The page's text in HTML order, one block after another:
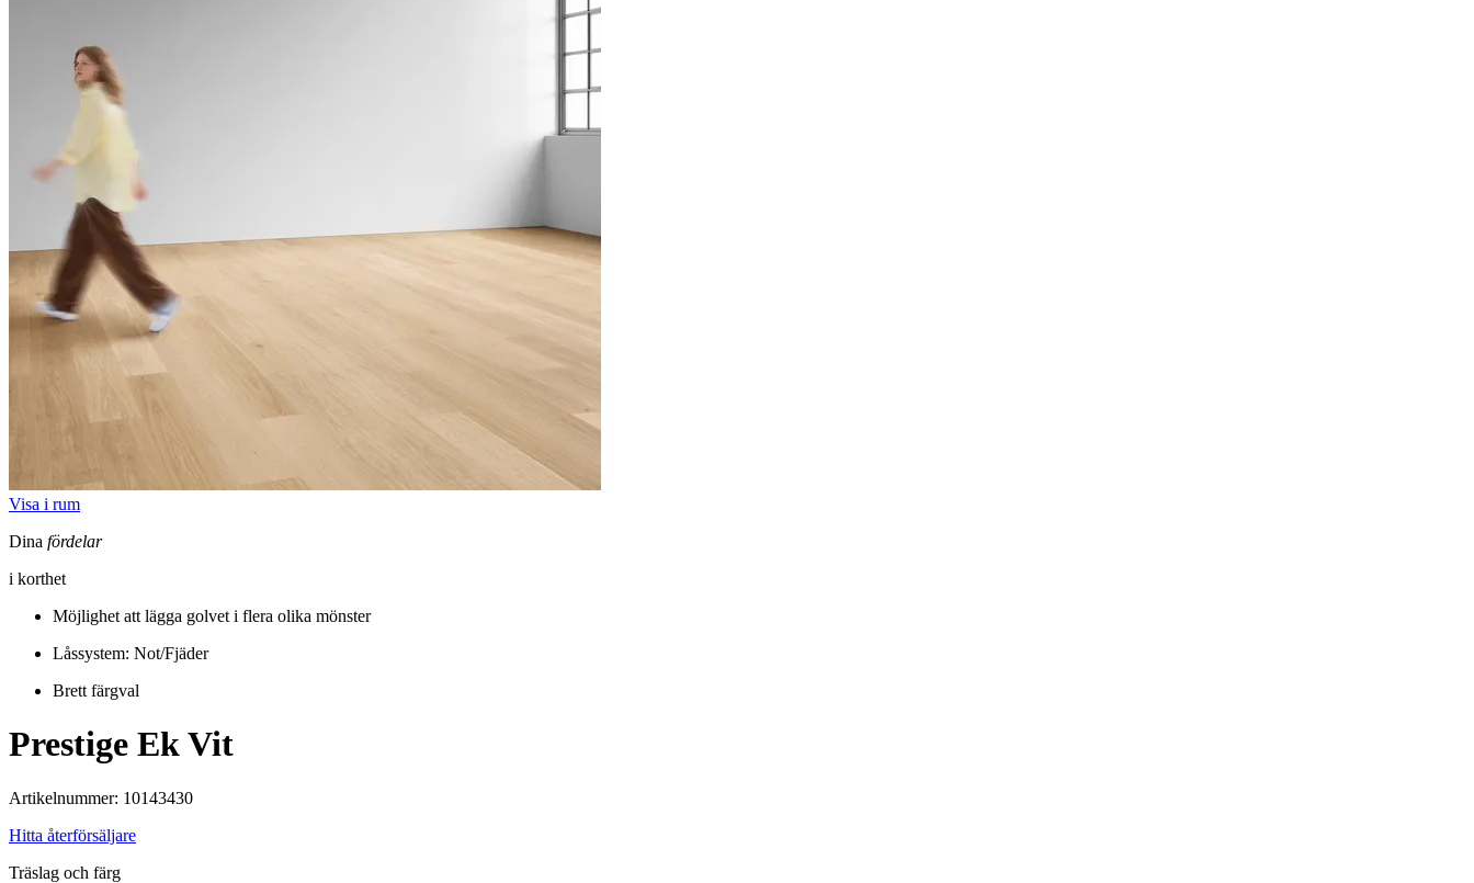
Visa i rum
Dina fördelar
i korthet
Möjlighet att lägga golvet i flera olika mönster
Låssystem: Not/Fjäder
Brett färgval
Prestige Ek Vit
Artikelnummer: 10143430
Hitta återförsäljare
Träslag och färg